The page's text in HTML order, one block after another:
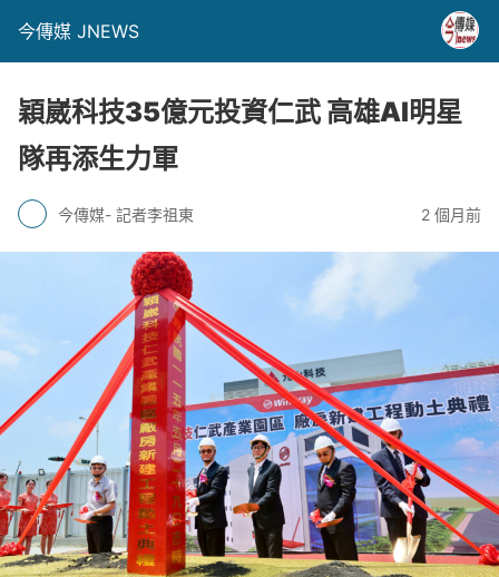
今傳媒 JNEWS
穎崴科技35億元投資仁武 高雄AI明星
隊再添生力軍
今傳媒- 記者李祖東 2 個月前